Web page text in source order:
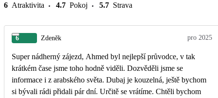
6 Atraktivita 4.7 Pokoj 5.7 Strava
6 Zdeněk pro 2025
Super nádherný zájezd, Ahmed byl nejlepší průvodce, v tak
krátkém čase jsme toho hodně viděli. Dozvěděli jsme se
informace i z arabského světa. Dubaj je kouzelná, ještě bychom
si bývali rádi přidali pár dní. Určitě se vrátíme. Chtěli bychom